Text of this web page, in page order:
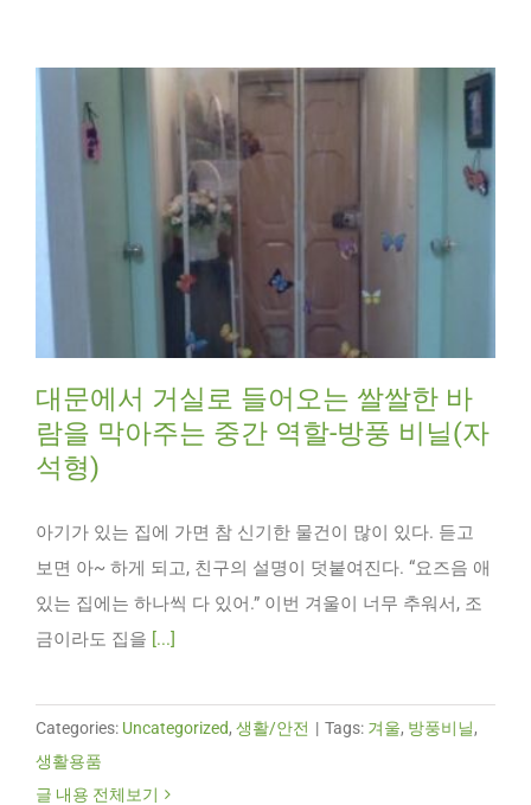
대문에서 거실로 들어오는 쌀쌀한 바
람을 막아주는 중간 역할-방풍 비닐(자
석형)
아기가 있는 집에 가면 참 신기한 물건이 많이 있다. 듣고
보면 아~ 하게 되고, 친구의 설명이 덧붙여진다. “요즈음 애
있는 집에는 하나씩 다 있어.” 이번 겨울이 너무 추워서, 조
금이라도 집을 [...]
Categories: Uncategorized, 생활/안전 | Tags: 겨울, 방풍비닐,
생활용품
글 내용 전체보기